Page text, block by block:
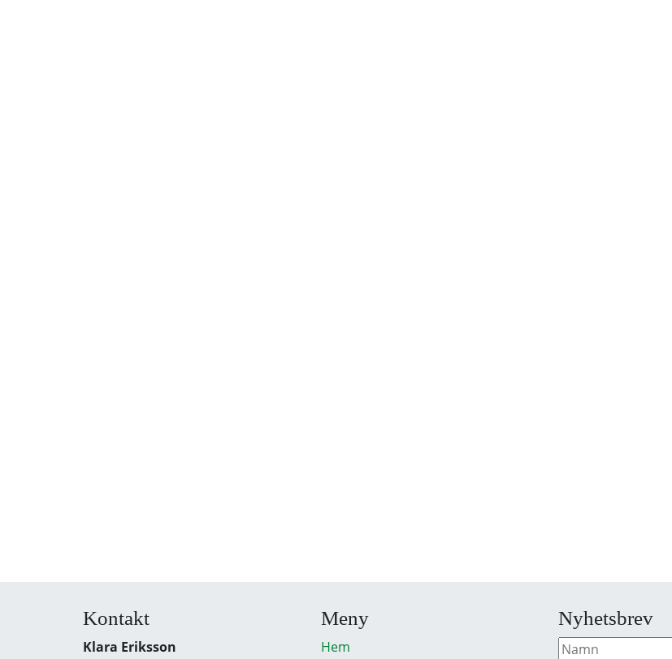
Kontakt
Klara Eriksson
Meny
Hem
Nyhetsbrev